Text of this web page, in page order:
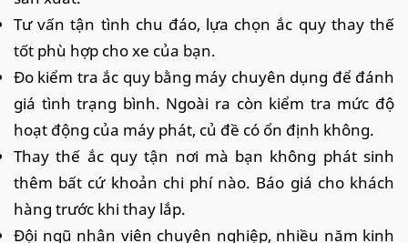
Tư vấn tận tình chu đáo, lựa chọn ắc quy thay thế
tốt phù hợp cho xe của bạn.
Đo kiểm tra ắc quy bằng máy chuyên dụng để đánh
giá tình trạng bình. Ngoài ra còn kiểm tra mức độ
hoạt động của máy phát, củ đề có ổn định không.
Thay thế ắc quy tận nơi mà bạn không phát sinh
thêm bất cứ khoản chi phí nào. Báo giá cho khách
hàng trước khi thay lắp.
Đội ngũ nhân viên chuyên nghiệp, nhiều năm kinh